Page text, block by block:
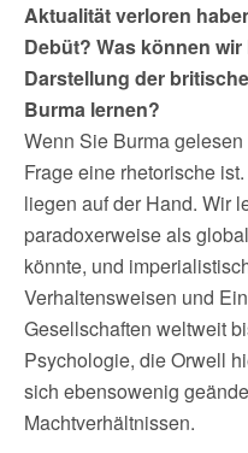
Aktualität verloren
Debüt? Was können
Darstellung der
Burma lernen?
Wenn Sie Burma
Frage eine rhetorische
liegen auf der Hand. Wir
paradoxerweise als
könnte, und
Verhaltensweisen und
Gesellschaften weltweit
Psychologie, die Orwell
sich ebensowenig
Machtverhältnissen.